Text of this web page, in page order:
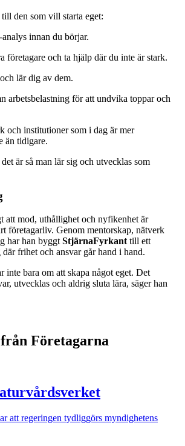
den som vill starta eget:
innan du börjar.
företagare och ta hjälp där du inte är stark.
lär dig av dem.
arbetsbelastning för att undvika toppar och
och institutioner som i dag är mer
än tidigare.
är så man lär sig och utvecklas som
att mod, uthållighet och nyfikenhet är
företagarliv. Genom mentorskap, nätverk
har han byggtStjärnaFyrkanttill ett
frihet och ansvar går hand i hand.
inte bara om att skapa något eget. Det
utvecklas och aldrig sluta lära, säger han
Företagarna
att regeringen tydliggörs myndighetens